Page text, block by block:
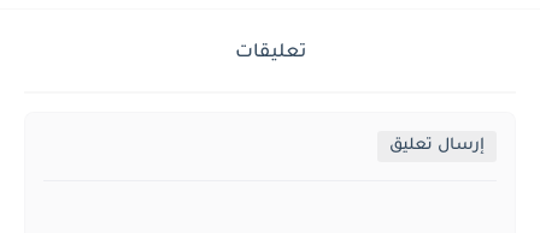
تعليقات
إرسال تعليق